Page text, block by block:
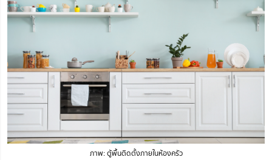
ภาพ: ตู้พื้นติดตั้งภายในห้องครัว